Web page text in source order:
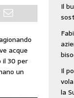
Il tempo si era
acque
30 per
un
Il
Il
la